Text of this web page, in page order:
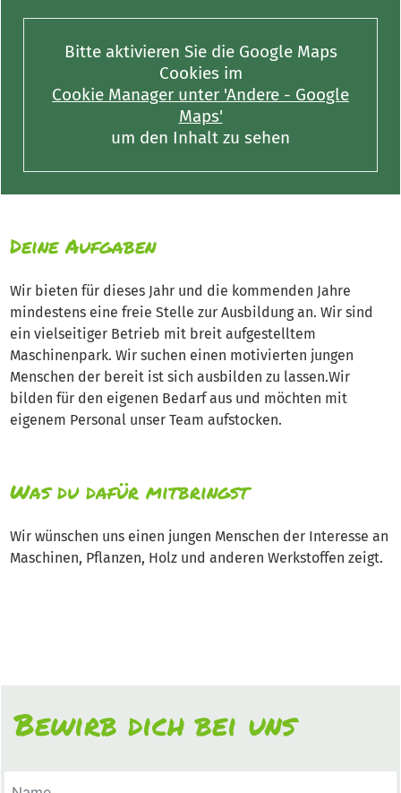
Bitte aktivieren Sie die Google Maps
Cookies im
Cookie Manager unter 'Andere - Google
Maps'
um den Inhalt zu sehen
Deine Aufgaben
Wir bieten für dieses Jahr und die kommenden Jahre
mindestens eine freie Stelle zur Ausbildung an. Wir sind
ein vielseitiger Betrieb mit breit aufgestelltem
Maschinenpark. Wir suchen einen motivierten jungen
Menschen der bereit ist sich ausbilden zu lassen.Wir
bilden für den eigenen Bedarf aus und möchten mit
eigenem Personal unser Team aufstocken.
Was du dafür mitbringst
Wir wünschen uns einen jungen Menschen der Interesse an
Maschinen, Pflanzen, Holz und anderen Werkstoffen zeigt.
Bewirb dich bei uns